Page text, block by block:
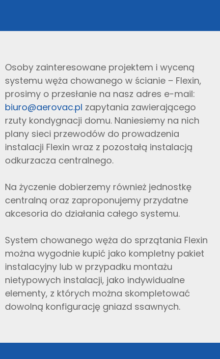
Osoby zainteresowane projektem i wyceną
systemu węża chowanego w ścianie – Flexin,
prosimy o przesłanie na nasz adres e-mail:
biuro@aerovac.pl zapytania zawierającego
rzuty kondygnacji domu. Naniesiemy na nich
plany sieci przewodów do prowadzenia
instalacji Flexin wraz z pozostałą instalacją
odkurzacza centralnego.
Na życzenie dobierzemy również jednostkę
centralną oraz zaproponujemy przydatne
akcesoria do działania całego systemu.
System chowanego węża do sprzątania Flexin
można wygodnie kupić jako kompletny pakiet
instalacyjny lub w przypadku montażu
nietypowych instalacji, jako indywidualne
elementy, z których można skompletować
dowolną konfigurację gniazd ssawnych.